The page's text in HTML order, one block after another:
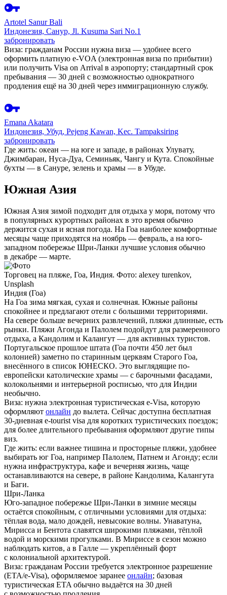
Artotel Sanur Bali
Индонезия, Санур, Jl. Kusuma Sari No.1
забронировать
Виза: гражданам России нужна виза — удобнее всего
оформить платную e-VOA (электронная виза по прибытии)
или получить Visa on Arrival в аэропорту; стандартный срок
пребывания — 30 дней с возможностью однократного
продления ещё на 30 дней через иммиграционную службу.
Emana Akatara
Индонезия, Убуд, Pejeng Kawan, Kec. Tampaksiring
забронировать
Где жить: океан — на юге и западе, в районах Улувату,
Джимбаран, Нуса-Дуа, Семиньяк, Чангу и Кута. Спокойные
бухты — в Сануре, зелень и храмы — в Убуде.
Южная Азия
Южная Азия зимой подходит для отдыха у моря, потому что
в популярных курортных районах в это время обычно
держится сухая и ясная погода. На Гоа наиболее комфортные
месяцы чаще приходятся на ноябрь — февраль, а на юго-
западном побережье Шри-Ланки лучшие условия обычно
в декабре — марте.
Торговец на пляже, Гоа, Индия. Фото: alexey turenkov,
Unsplash
Индия (Гоа)
На Гоа зима мягкая, сухая и солнечная. Южные районы
спокойнее и предлагают отели с большими территориями.
На севере больше вечерних развлечений, пляжи длинные, есть
рынки. Пляжи Агонда и Палолем подойдут для размеренного
отдыха, а Кандолим и Калангут — для активных туристов.
Португальское прошлое штата (Гоа почти 450 лет был
колонией) заметно по старинным церквям Старого Гоа,
внесённого в список ЮНЕСКО. Это выглядящие по-
европейски католические храмы — с барочными фасадами,
колокольнями и интерьерной росписью, что для Индии
необычно.
Виза: нужна электронная туристическая e-Visa, которую
оформляют онлайн до вылета. Сейчас доступна бесплатная
30-дневная e-tourist visa для коротких туристических поездок;
для более длительного пребывания оформляют другие типы
виз.
Где жить: если важнее тишина и просторные пляжи, удобнее
выбирать юг Гоа, например Палолем, Патнем и Агонду; если
нужна инфраструктура, кафе и вечерняя жизнь, чаще
останавливаются на севере, в районе Кандолима, Калангута
и Баги.
Шри-Ланка
Юго-западное побережье Шри-Ланки в зимние месяцы
остаётся спокойным, с отличными условиями для отдыха:
тёплая вода, мало дождей, невысокие волны. Унаватуна,
Мирисса и Бентота славятся широкими пляжами, тёплой
водой и морскими прогулками. В Мириссе в сезон можно
наблюдать китов, а в Галле — укреплённый форт
с колониальной архитектурой.
Виза: гражданам России требуется электронное разрешение
(ETA/e-Visa), оформляемое заранее онлайн; базовая
туристическая ETA обычно выдаётся на 30 дней